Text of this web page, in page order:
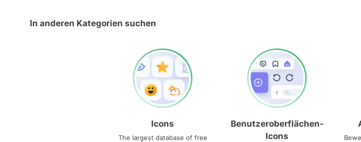
In anderen Kategorien suchen
Icons
The largest database of free
Benutzeroberflächen-
Icons